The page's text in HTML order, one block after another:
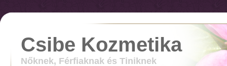
Csibe Kozmetika
Nőknek, Férfiaknak és Tiniknek